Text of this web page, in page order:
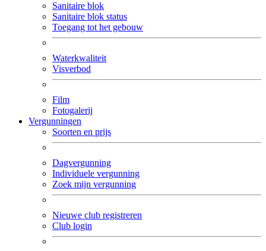
Sanitaire blok
Sanitaire blok status
Toegang tot het gebouw
Waterkwaliteit
Visverbod
Film
Fotogalerij
Vergunningen
Soorten en prijs
Dagvergunning
Individuele vergunning
Zoek mijn vergunning
Nieuwe club registreren
Club login